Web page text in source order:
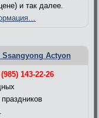
и так далее.
Ssangyong Actyon
143-22-26
праздников